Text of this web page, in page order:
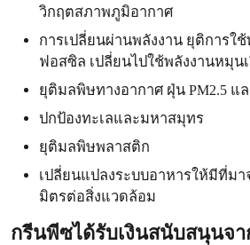
วิกฤตสภาพภูมิอากาศ
การเปลี่ยนผ่านพลังงาน ยุติการใช้
ฟอสซิล เปลี่ยนไปใช้พลังงานหมุน
ยุติมลพิษทางอากาศ ฝุ่น PM2.5 แ
ปกป้องทะเลและมหาสมุทร
ยุติมลพิษพลาสติก
เปลี่ยนแปลงระบบอาหารให้มีที่ม
มิตรต่อสิ่งแวดล้อม
กรีนพีซได้รับเงินสนับสนุนจ